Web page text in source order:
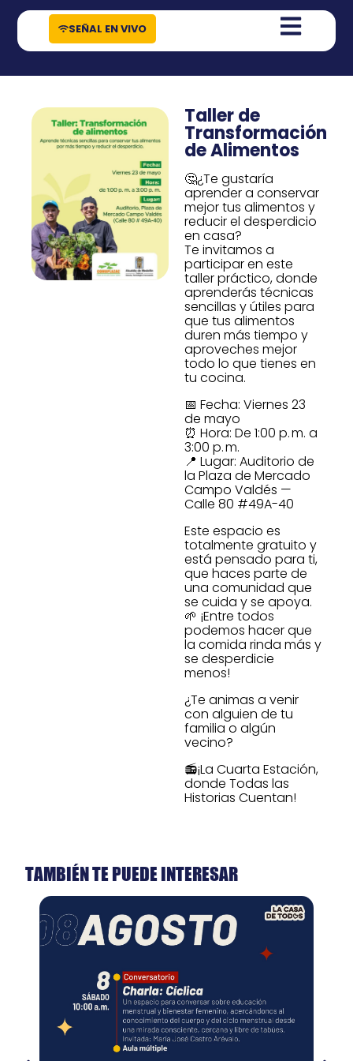
contenido
SEÑAL EN VIVO
Taller de
Transformación
de Alimentos
🤔¿Te gustaría
aprender a conservar
mejor tus alimentos y
reducir el desperdicio
en casa?
Te invitamos a
participar en este
taller práctico, donde
aprenderás técnicas
sencillas y útiles para
que tus alimentos
duren más tiempo y
aproveches mejor
todo lo que tienes en
tu cocina.
📅 Fecha: Viernes 23
de mayo
⏰ Hora: De 1:00 p. m. a
3:00 p. m.
📍 Lugar: Auditorio de
la Plaza de Mercado
Campo Valdés —
Calle 80 #49A-40
Este espacio es
totalmente gratuito y
está pensado para ti,
que haces parte de
una comunidad que
se cuida y se apoya.
🌱 ¡Entre todos
podemos hacer que
la comida rinda más y
se desperdicie
menos!
¿Te animas a venir
con alguien de tu
familia o algún
vecino?
📻¡La Cuarta Estación,
donde Todas las
Historias Cuentan!
TAMBIÉN TE PUEDE INTERESAR